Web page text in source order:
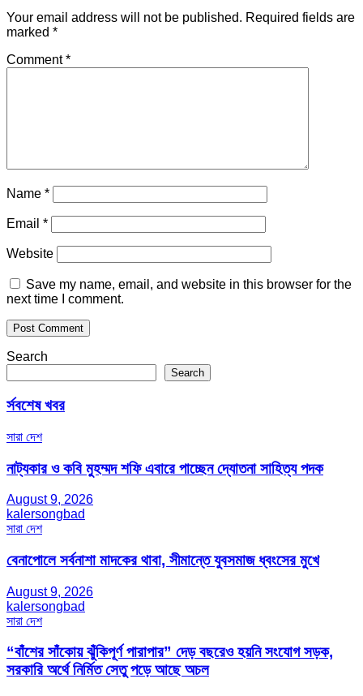
Your email address will not be published. Required fields are
marked *
Comment*
Name *
Email *
Website
Save my name, email, and website in this browser for the
next time I comment.
Search
Search
র্সবশেষ খবর
সারা দেশ
নাট্যকার ও কবি মুহম্মদ শফি এবারে পাচ্ছেন দ্যোতনা সাহিত্য পদক
August 9, 2026
kalersongbad
সারা দেশ
বেনাপোলে সর্বনাশা মাদকের থাবা, সীমান্তে যুবসমাজ ধ্বংসের মুখে
August 9, 2026
kalersongbad
সারা দেশ
“বাঁশের সাঁকোয় ঝুঁকিপূর্ণ পারাপার” দেড় বছরেও হয়নি সংযোগ সড়ক,
সরকারি অর্থে নির্মিত সেতু পড়ে আছে অচল